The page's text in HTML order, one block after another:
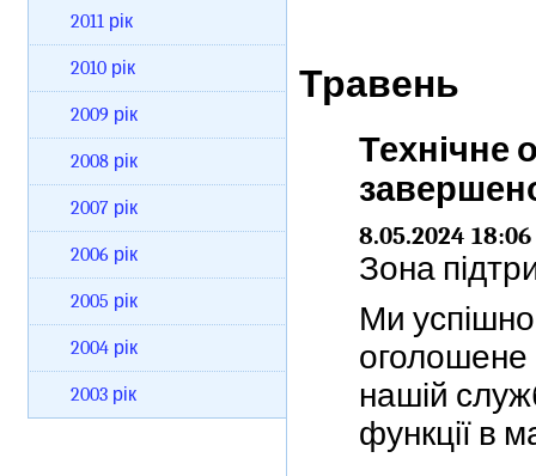
2011 рік
2010 рік
2009 рік
2008 рік
2007 рік
2006 рік
2005 рік
2004 рік
2003 рік
Травень
Технічне
8.05.2024 18:06
Зона
Ми
оголошене
нашій
функції в